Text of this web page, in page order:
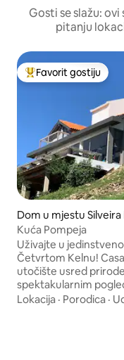
Gosti se slažu:
pitanju
Glavni favorit gostiju
Favorit gostiju
Dom u mjestu
s
Kuća Pompeja
Uživajte u
Četvrtom Kelnu!
utočište usred
spektakularnim
sunca do zvjezdanih
Lokacija · Porodica ·